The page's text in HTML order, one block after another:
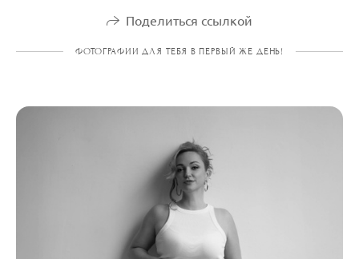
Поделиться ссылкой
ФОТОГРАФИИ ДЛЯ ТЕБЯ В ПЕРВЫЙ ЖЕ ДЕНЬ!